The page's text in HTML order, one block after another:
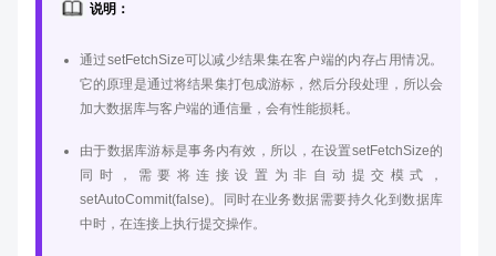
说明：
通过setFetchSize可以减少结果集在客户端的内存占用情况。
它的原理是通过将结果集打包成游标，然后分段处理，所以会
加大数据库与客户端的通信量，会有性能损耗。
由于数据库游标是事务内有效，所以，在设置setFetchSize的
同时，需要将连接设置为非自动提交模式，
setAutoCommit(false)。同时在业务数据需要持久化到数据库
中时，在连接上执行提交操作。